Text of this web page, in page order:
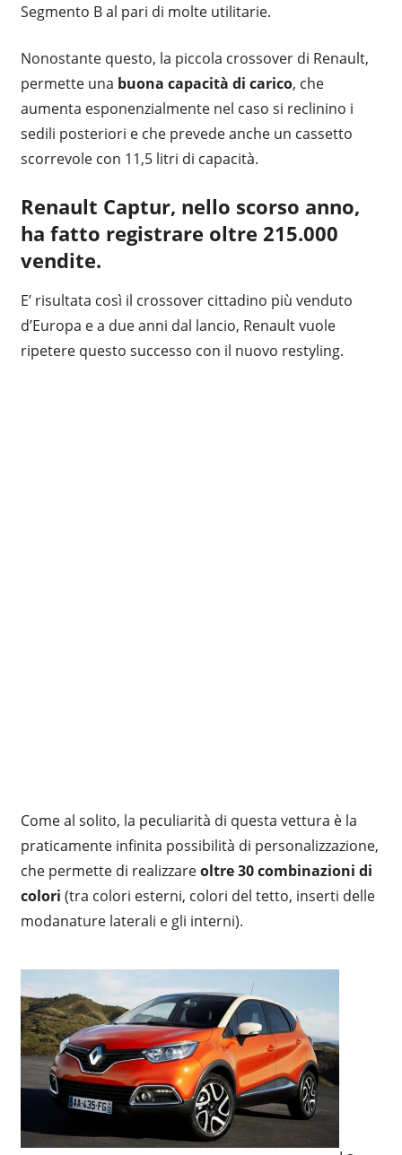
Segmento B al pari di molte utilitarie.
Nonostante questo, la piccola crossover di Renault,
permette una buona capacità di carico, che
aumenta esponenzialmente nel caso si reclinino i
sedili posteriori e che prevede anche un cassetto
scorrevole con 11,5 litri di capacità.
Renault Captur, nello scorso anno,
ha fatto registrare oltre 215.000
vendite.
E’ risultata così il crossover cittadino più venduto
d’Europa e a due anni dal lancio, Renault vuole
ripetere questo successo con il nuovo restyling.
Come al solito, la peculiarità di questa vettura è la
praticamente infinita possibilità di personalizzazione,
che permette di realizzareoltre 30 combinazioni di
colori (tra colori esterni, colori del tetto, inserti delle
modanature laterali e gli interni).